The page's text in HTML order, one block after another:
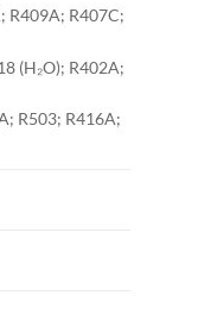
R409A; R407C;
(H₂O); R402A;
R503; R416A;